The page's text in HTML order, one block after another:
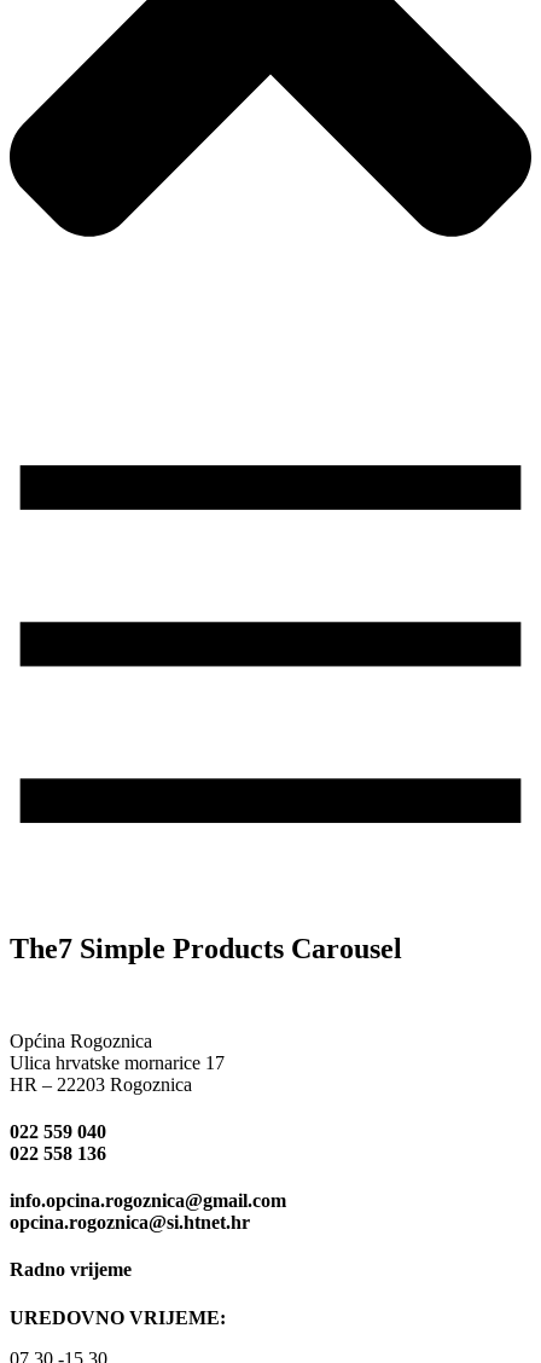
The7 Simple Products Carousel
Općina Rogoznica
Ulica hrvatske mornarice 17
HR – 22203 Rogoznica
022 559 040
022 558 136
info.opcina.rogoznica@gmail.com
opcina.rogoznica@si.htnet.hr
Radno vrijeme
UREDOVNO VRIJEME:
07.30.-15.30